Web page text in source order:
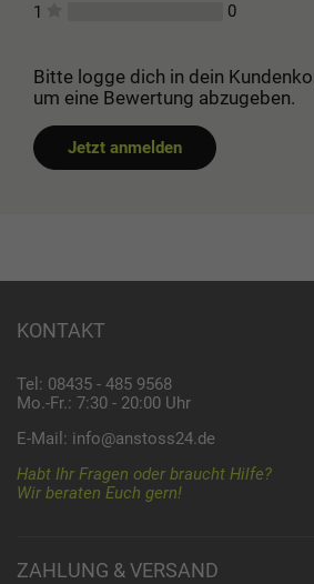
1
0
Bitte logge dich in dein
um eine Bewertung abzugeben.
Jetzt anmelden
KONTAKT
Tel: 08435 - 485 9568
Mo.-Fr.: 7:30 - 20:00 Uhr
E-Mail: info@anstoss24.de
Habt Ihr Fragen oder braucht Hilfe?
Wir beraten Euch gern!
ZAHLUNG & VERSAND